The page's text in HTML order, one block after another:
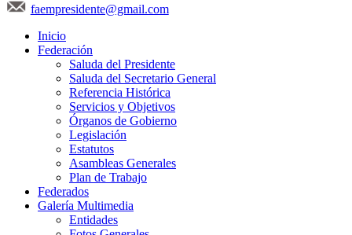
faempresidente@gmail.com
Inicio
Federación
Saluda del Presidente
Saluda del Secretario General
Referencia Histórica
Servicios y Objetivos
Órganos de Gobierno
Legislación
Estatutos
Asambleas Generales
Plan de Trabajo
Federados
Galería Multimedia
Entidades